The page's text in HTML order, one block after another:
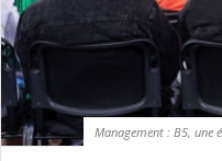
Management : B5, une